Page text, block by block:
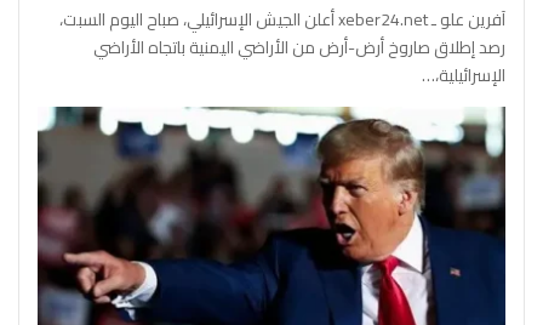
آفرين علو ـ xeber24.net أعلن الجيش الإسرائيلي، صباح اليوم السبت،
رصد إطلاق صاروخ أرض-أرض من الأراضي اليمنية باتجاه الأراضي
الإسرائيلية،…